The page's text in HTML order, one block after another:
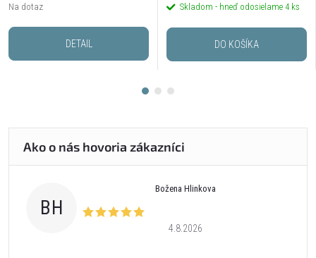
Na dotaz
DETAIL
Skladom - hneď odosielame 4 ks
DO KOŠÍKA
BH
Božena Hlinkova
4.8.2026